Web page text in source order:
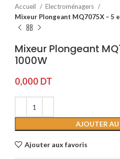
Accueil
Electroménagers
Mixeur Plongeant MQ7075X – 5
Mixeur Plongeant
1000W
0,000 DT
AJOUTER AU
Ajouter aux favoris